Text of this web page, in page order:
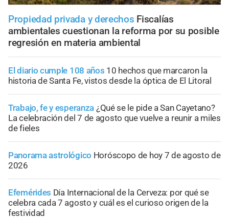
Propiedad privada y derechos Fiscalías
ambientales cuestionan la reforma por su posible
regresión en materia ambiental
El diario cumple 108 años 10 hechos que marcaron la
historia de Santa Fe, vistos desde la óptica de El Litoral
Trabajo, fe y esperanza ¿Qué se le pide a San Cayetano?
La celebración del 7 de agosto que vuelve a reunir a miles
de fieles
Panorama astrológico Horóscopo de hoy 7 de agosto de
2026
Efemérides Día Internacional de la Cerveza: por qué se
celebra cada 7 agosto y cuál es el curioso origen de la
festividad